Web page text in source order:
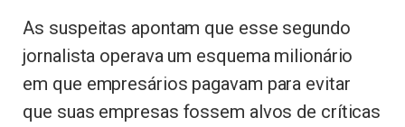
As suspeitas apontam que esse segundo
jornalista operava um esquema milionário
em que empresários pagavam para evitar
que suas empresas fossem alvos de críticas